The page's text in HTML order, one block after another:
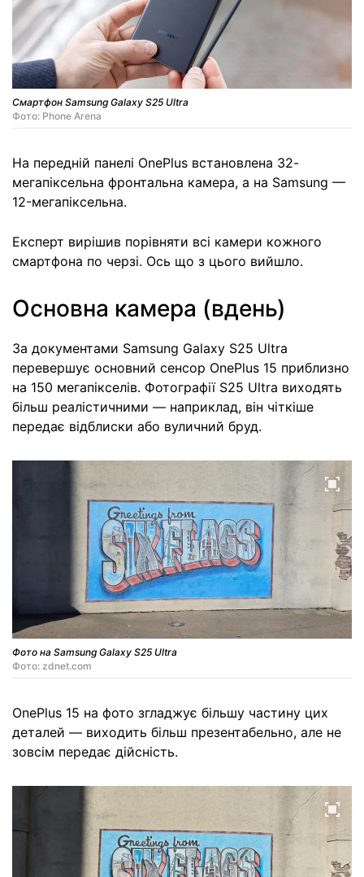
Смартфон Samsung Galaxy S25 Ultra
Фото: Phone Arena
На передній панелі OnePlus встановлена 32-
мегапіксельна фронтальна камера, а на Samsung —
12-мегапіксельна.
Експерт вирішив порівняти всі камери кожного
смартфона по черзі. Ось що з цього вийшло.
Основна камера (вдень)
За документами Samsung Galaxy S25 Ultra
перевершує основний сенсор OnePlus 15 приблизно
на 150 мегапікселів. Фотографії S25 Ultra виходять
більш реалістичними — наприклад, він чіткіше
передає відблиски або вуличний бруд.
Фото на Samsung Galaxy S25 Ultra
Фото: zdnet.com
OnePlus 15 на фото згладжує більшу частину цих
деталей — виходить більш презентабельно, але не
зовсім передає дійсність.